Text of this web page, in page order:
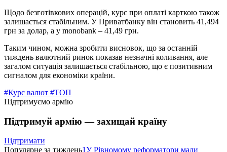
Щодо безготівкових операцій, курс при оплаті карткою також
залишається стабільним. У Приватбанку він становить 41,494
грн за долар, а у monobank – 41,49 грн.
Таким чином, можна зробити висновок, що за останній
тиждень валютний ринок показав незначні коливання, але
загалом ситуація залишається стабільною, що є позитивним
сигналом для економіки країни.
#Курс валют #ТОП
Підтримуємо армію
Підтримуй армію — захищай країну
Підтримати
Популярне за тиждень1У Рівномому реформатори мали